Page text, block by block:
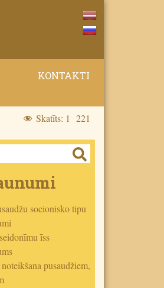
KONTAKTI
Skatīts: 1 221
socionisko tipu
īss
pusaudžiem,